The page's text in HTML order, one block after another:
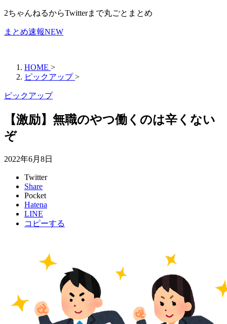
2ちゃんねるからTwitterまで丸ごとまとめ
まとめ速報NEW
HOME >
ピックアップ >
ピックアップ
【激励】無職のやつ働くのは辛くない
ぞ
2022年6月8日
Twitter
Share
Pocket
Hatena
LINE
コピーする